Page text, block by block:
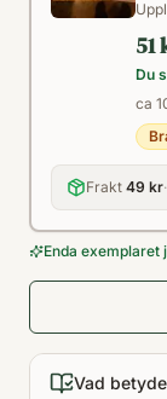
51
Du
ca
Frakt 49 kr·
Enda exemplaret
Vad